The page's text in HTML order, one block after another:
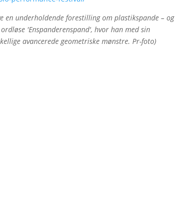
en underholdende forestilling om plastikspande – og
'Enspanderenspand', hvor han med sin
avancerede geometriske mønstre. Pr-foto)